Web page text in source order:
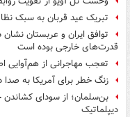
تبریک عید قربان به سبک
توافق ایران و عربستان
قدرت‌های خارجی بوده است
تعجب مهاجرانی از هم‌آوایی
زنگ خطر برای آمریکا به صدا
بن‌سلمان؛ از سودای کشاندن
دیپلماتیک